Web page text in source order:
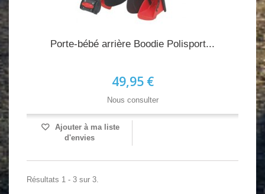
Porte-bébé arrière Boodie Polisport...
49,95 €
Nous consulter
Ajouter à ma liste
d'envies
Résultats 1 - 3 sur 3.